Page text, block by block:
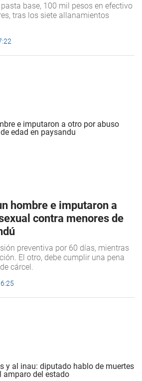
base, 100 mil pesos en efectivo
tras los siete allanamientos
hombre e imputaron a
contra menores de
preventiva por 60 días, mientras
El otro, debe cumplir una pena
cárcel.